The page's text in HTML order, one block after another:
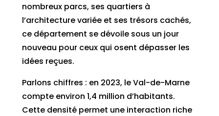
nombreux parcs, ses quartiers à
l’architecture variée et ses trésors cachés,
ce département se dévoile sous un jour
nouveau pour ceux qui osent dépasser les
idées reçues.
Parlons chiffres : en 2023, le Val-de-Marne
compte environ 1,4 million d’habitants.
Cette densité permet une interaction riche